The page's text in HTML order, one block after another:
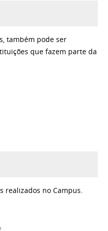
também pode ser
que fazem parte da
realizados no Campus.